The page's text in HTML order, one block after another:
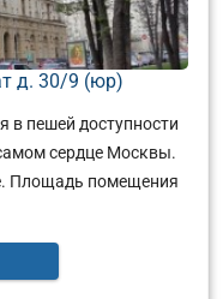
д. 30/9 (юр)
в пешей доступности
сердце Москвы.
Площадь помещения